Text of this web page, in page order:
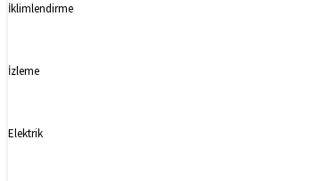
İklimlendirme
İzleme
Elektrik